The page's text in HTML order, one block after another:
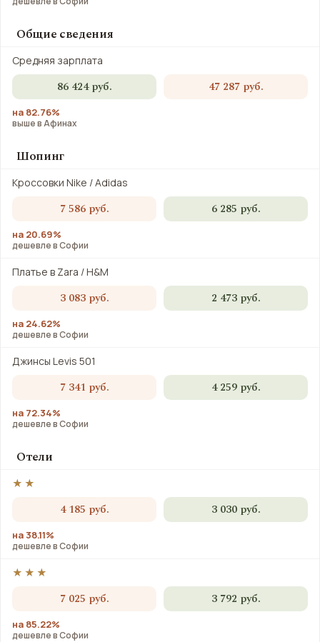
Общие сведения
Средняя зарплата
86 424 руб. 47 287 руб.
на 82.76%
выше в Афинах
Шопинг
Кроссовки Nike / Adidas
7 586 руб. 6 285 руб.
на 20.69%
дешевле в Софии
Платье в Zara / H&M
3 083 руб. 2 473 руб.
на 24.62%
дешевле в Софии
Джинсы Levis 501
7 341 руб. 4 259 руб.
на 72.34%
дешевле в Софии
Отели
★★
4 185 руб. 3 030 руб.
на 38.11%
дешевле в Софии
★★★
7 025 руб. 3 792 руб.
на 85.22%
дешевле в Софии